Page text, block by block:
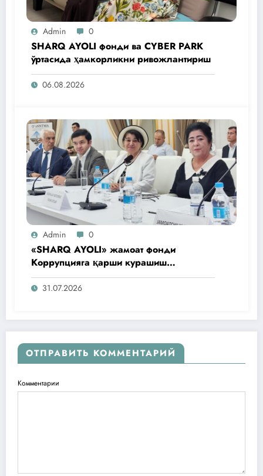
Admin 0
SHARQ AYOLI фонди ва CYBER PARK
ўртасида ҳамкорликни ривожлантириш
06.08.2026
Admin 0
«SHARQ AYOLI» жамоат фонди
Коррупцияга қарши курашиш
агентлигидаги жамоат эшитувида
ташаббусларини тақдим этди
31.07.2026
ОТПРАВИТЬ КОММЕНТАРИЙ
Комментарии